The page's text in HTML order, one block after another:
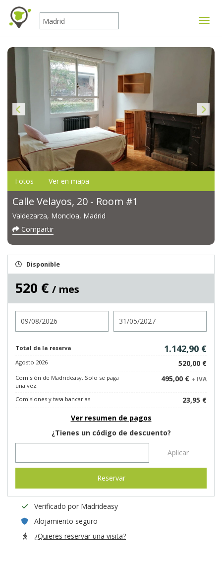
Fotos Ver en mapa
Calle Velayos, 20 - Room #1
Valdezarza, Moncloa, Madrid
Compartir
Disponible
520 € / mes
Total de la reserva 1.142,90 €
Agosto 2026 520,00 €
Comisión de Madrideasy. Solo se paga
una vez.
495,00 € + IVA
Comisiones y tasa bancarias
23,95 €
Ver resumen de pagos
¿Tienes un código de descuento?
Aplicar
Reservar
Verificado por Madrideasy
Alojamiento seguro
¿Quieres reservar una visita?